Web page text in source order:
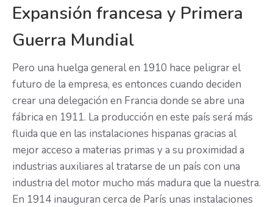
Expansión francesa y Primera
Guerra Mundial
Pero una huelga general en 1910 hace peligrar el
futuro de la empresa, es entonces cuando deciden
crear una delegación en Francia donde se abre una
fábrica en 1911. La producción en este país será más
fluida que en las instalaciones hispanas gracias al
mejor acceso a materias primas y a su proximidad a
industrias auxiliares al tratarse de un país con una
industria del motor mucho más madura que la nuestra.
En 1914 inauguran cerca de París unas instalaciones